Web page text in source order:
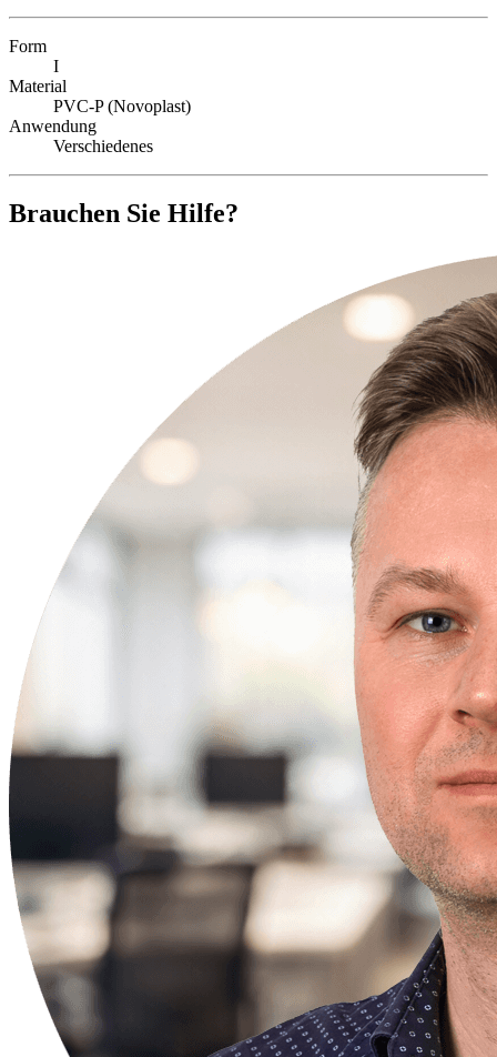
Form
I
Material
PVC-P (Novoplast)
Anwendung
Verschiedenes
Brauchen Sie Hilfe?